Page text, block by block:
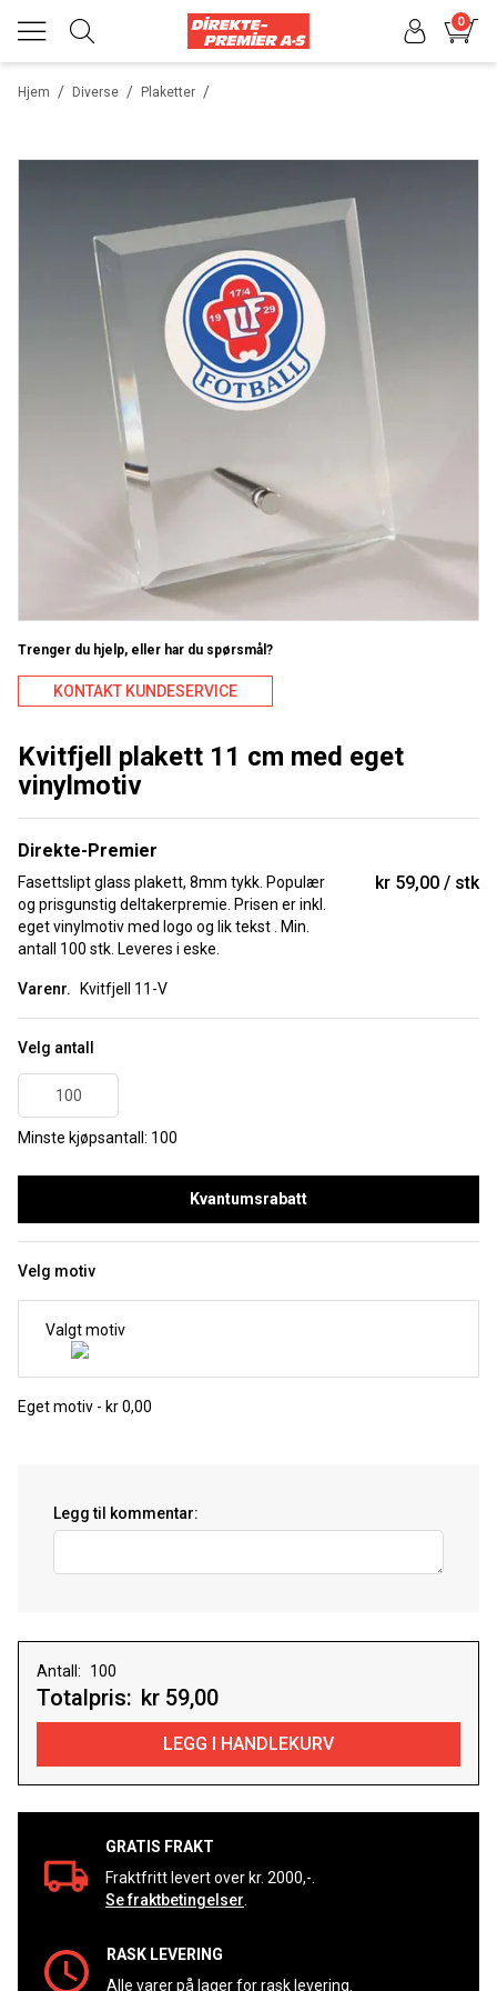
0
/
Hjem /
Diverse /
Plaketter
Trenger du hjelp, eller har du spørsmål?
KONTAKT KUNDESERVICE
Kvitfjell plakett 11 cm med eget
vinylmotiv
Direkte-Premier
Fasettslipt glass plakett, 8mm tykk. Populær
og prisgunstig deltakerpremie. Prisen er inkl.
eget vinylmotiv med logo og lik tekst . Min.
antall 100 stk. Leveres i eske.
Varenr. Kvitfjell 11-V
kr 59,00 stk
Velg antall
Minste kjøpsantall: 100
Kvantumsrabatt
Velg motiv
Valgt motiv
Eget motiv - kr 0,00
Legg til kommentar:
Antall:
Totalpris: kr 59,00
GRATIS FRAKT
Fraktfritt levert over kr. 2000,-.
Se fraktbetingelser
RASK LEVERING
Alle varer på lager for rask levering.